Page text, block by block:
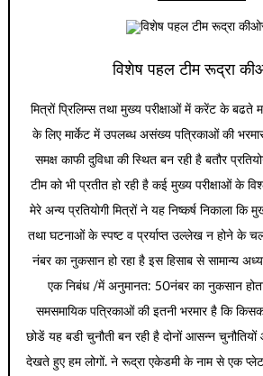
विशेष पहल टीम रूद्रा
मित्रों प्रिलिम्स तथा मुख्य परीक्षाओं में करेंट के बढते
के लिए मार्केट में उपलब्ध असंख्य पत्रिकाओं की
समक्ष काफी दुविधा की स्थित बन रही है बतौर
टीम को भी प्रतीत हो रही है कई मुख्य परीक्षाओं के
मेरे अन्य प्रतियोगी मित्रों ने यह निष्कर्ष निकाला कि
तथा घटनाओं के स्पष्ट व प्रर्याप्त उल्लेख न होने के
नंबर का नुकसान हो रहा है इस हिसाब से सामान्य
एक निबंध /में अनुमानत: 50नंबर का नुकसान
समसमायिक पत्रिकाओं की इतनी भरमार है कि
छोडें यह बडी चुनौती बन रही है दोनों आसन्न
देखते हुए हम लोगों. ने रूद्रा एकेडमी के नाम से एक